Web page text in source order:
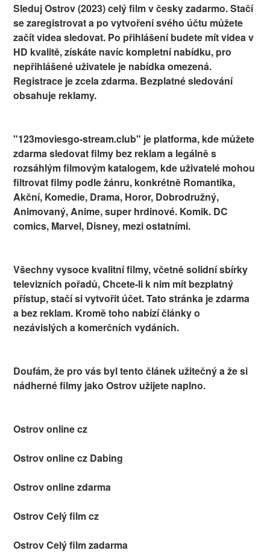
Sleduj Ostrov (2023) celý film v česky zadarmo. Stačí
se zaregistrovat a po vytvoření svého účtu můžete
začít videa sledovat. Po přihlášení budete mít videa v
HD kvalitě, získáte navíc kompletní nabídku, pro
nepřihlášené uživatele je nabídka omezená.
Registrace je zcela zdarma. Bezplatné sledování
obsahuje reklamy.
"123moviesgo-stream.club" je platforma, kde můžete
zdarma sledovat filmy bez reklam a legálně s
rozsáhlým filmovým katalogem, kde uživatelé mohou
filtrovat filmy podle žánru, konkrétně Romantika,
Akční, Komedie, Drama, Horor, Dobrodružný,
Animovaný, Anime, super hrdinové. Komik. DC
comics, Marvel, Disney, mezi ostatními.
Všechny vysoce kvalitní filmy, včetně solidní sbírky
televizních pořadů, Chcete-li k nim mít bezplatný
přístup, stačí si vytvořit účet. Tato stránka je zdarma
a bez reklam. Kromě toho nabízí články o
nezávislých a komerčních vydáních.
Doufám, že pro vás byl tento článek užitečný a že si
nádherné filmy jako Ostrov užijete naplno.
Ostrov online cz
Ostrov online cz Dabing
Ostrov online zdarma
Ostrov Celý film cz
Ostrov Celý film zadarma